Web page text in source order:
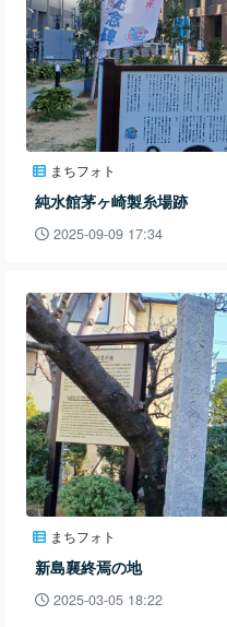
まちフォト
純水館茅ヶ崎製糸場跡
2025-09-09 17:34
まちフォト
新島襄終焉の地
2025-03-05 18:22